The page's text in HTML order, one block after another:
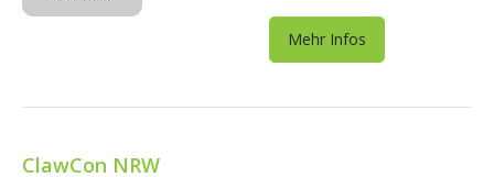
Mehr Infos
ClawCon NRW